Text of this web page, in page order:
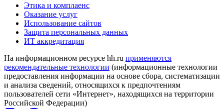
Этика и комплаенс
Оказание услуг
Использование сайтов
Защита персональных данных
ИТ аккредитация
На информационном ресурсе hh.ru применяются
рекомендательные технологии (информационные технологии
предоставления информации на основе сбора, систематизации
и анализа сведений, относящихся к предпочтениям
пользователей сети «Интернет», находящихся на территории
Российской Федерации)